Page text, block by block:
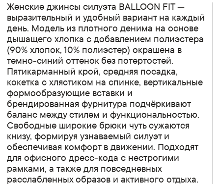
Женские джинсы силуэта BALLOON FIT —
выразительный и удобный вариант на каждый
день. Модель из плотного денима на основе
дышащего хлопка с добавлением полиэстера
(90% хлопок, 10% полиэстер) окрашена в
темно-синий оттенок без потертостей.
Пятикарманный крой, средняя посадка,
кокетка с хлястиком на спинке, вертикальные
формообразующие вставки и
брендированная фурнитура подчёркивают
баланс между стилем и функциональностью.
Свободные широкие брюки чуть сужаются
книзу, формируя узнаваемый силуэт и
обеспечивая комфорт в движении. Подходят
для офисного дресс-кода с нестрогими
рамками, а также для повседневных
расслабленных образов и активного отдыха.